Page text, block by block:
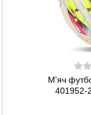
М'яч
401952-